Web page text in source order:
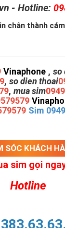
- Hotline:
chân thành
Vinaphone , so
, so dien thoai
, mua sim
Sim
SÓC KHÁCH
sim gọi
Hotline